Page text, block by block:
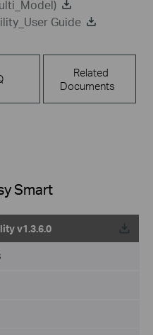
Guide
Related
Documents
Smart
v1.3.6.0